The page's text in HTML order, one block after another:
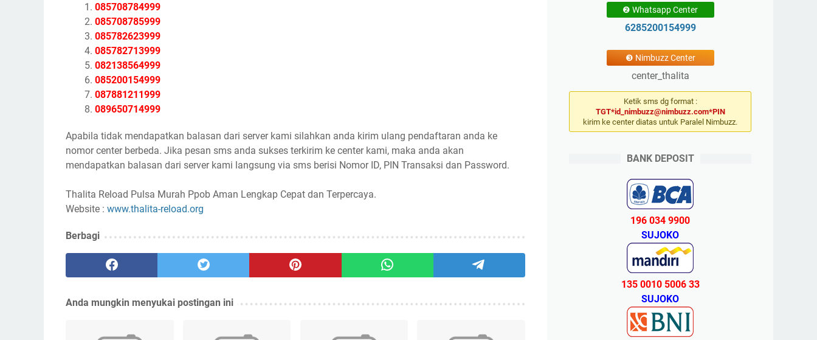
085708784999
085708785999
085782623999
085782713999
082138564999
085200154999
087881211999
089650714999
Apabila tidak mendapatkan balasan dari server kami silahkan anda kirim ulang pendaftaran anda ke
nomor center berbeda. Jika pesan sms anda sukses terkirim ke center kami, maka anda akan
mendapatkan balasan dari server kami langsung via sms berisi Nomor ID, PIN Transaksi dan Password.
Thalita Reload Pulsa Murah Ppob Aman Lengkap Cepat dan Terpercaya.
Website : www.thalita-reload.org
Berbagi
Anda mungkin menyukai postingan ini
❷ Whatsapp Center
6285200154999
❸ Nimbuzz Center
center_thalita
Ketik sms dg format :
TGT*id_nimbuzz@nimbuzz.com*PIN
kirim ke center diatas untuk Paralel Nimbuzz.
BANK DEPOSIT
196 034 9900
SUJOKO
135 0010 5006 33
SUJOKO